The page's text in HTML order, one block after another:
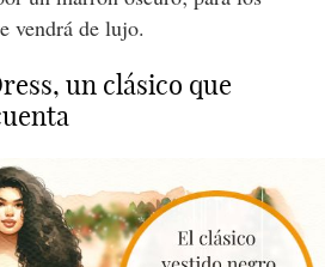
vendrá de lujo.
un clásico que